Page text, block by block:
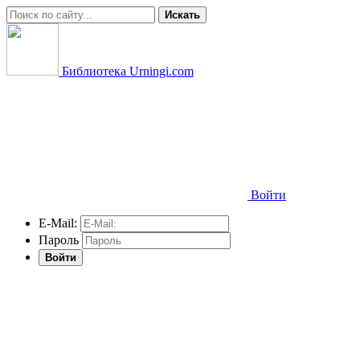
Искать
Библиотека Urningi.com
Войти
E-Mail:
Пароль
Войти